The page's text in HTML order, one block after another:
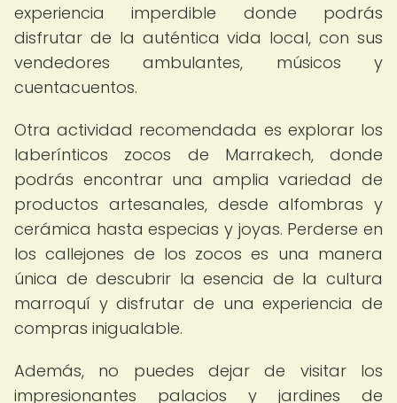
experiencia imperdible donde podrás
disfrutar de la auténtica vida local, con sus
vendedores ambulantes, músicos y
cuentacuentos.
Otra actividad recomendada es explorar los
laberínticos zocos de Marrakech, donde
podrás encontrar una amplia variedad de
productos artesanales, desde alfombras y
cerámica hasta especias y joyas. Perderse en
los callejones de los zocos es una manera
única de descubrir la esencia de la cultura
marroquí y disfrutar de una experiencia de
compras inigualable.
Además, no puedes dejar de visitar los
impresionantes palacios y jardines de